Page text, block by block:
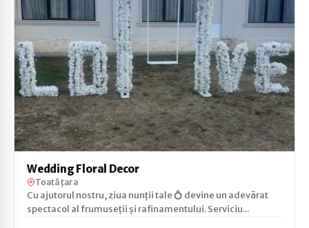
Wedding Floral Decor
Toată țara
Cu ajutorul nostru, ziua nunții tale 💍 devine un adevărat
spectacol al frumuseții și rafinamentului. Serviciu...